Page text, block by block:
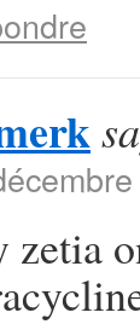
zetia